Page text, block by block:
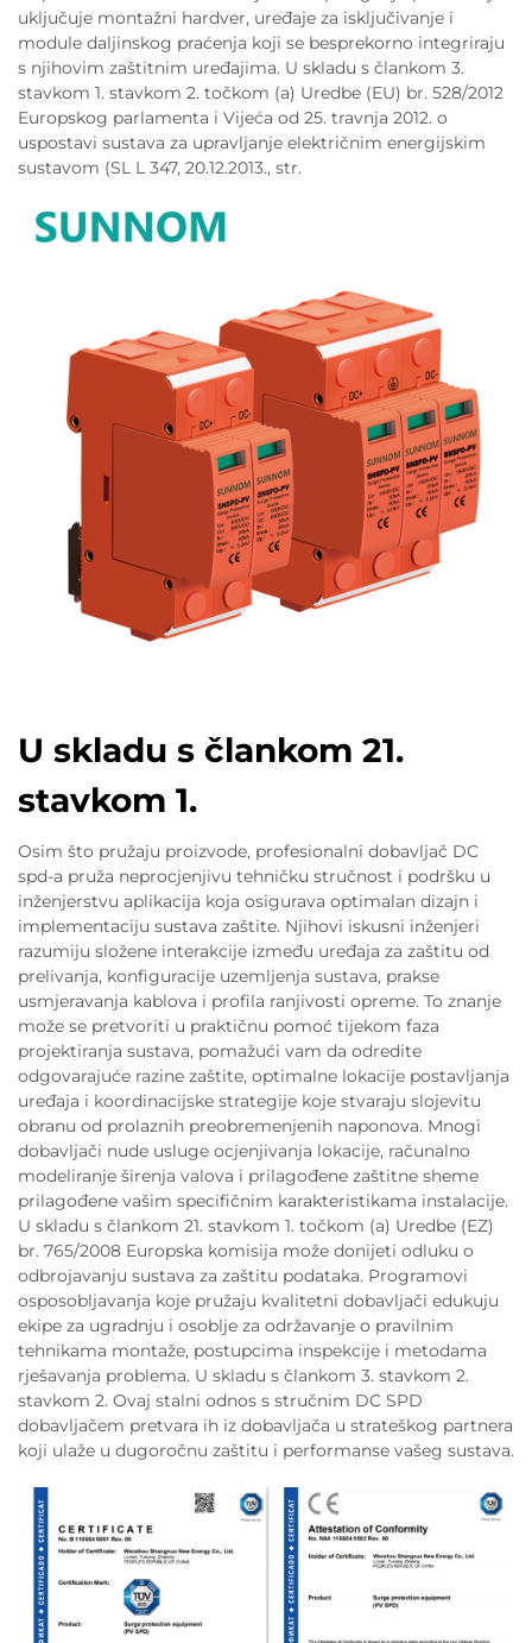
uključuje montažni hardver, uređaje za isključivanje i
module daljinskog praćenja koji se besprekorno integriraju
s njihovim zaštitnim uređajima. U skladu s člankom 3.
stavkom 1. stavkom 2. točkom (a) Uredbe (EU) br. 528/2012
Europskog parlamenta i Vijeća od 25. travnja 2012. o
uspostavi sustava za upravljanje električnim energijskim
sustavom (SL L 347, 20.12.2013., str.
U skladu s člankom 21.
stavkom 1.
Osim što pružaju proizvode, profesionalni dobavljač DC
spd-a pruža neprocjenjivu tehničku stručnost i podršku u
inženjerstvu aplikacija koja osigurava optimalan dizajn i
implementaciju sustava zaštite. Njihovi iskusni inženjeri
razumiju složene interakcije između uređaja za zaštitu od
prelivanja, konfiguracije uzemljenja sustava, prakse
usmjeravanja kablova i profila ranjivosti opreme. To znanje
može se pretvoriti u praktičnu pomoć tijekom faza
projektiranja sustava, pomažući vam da odredite
odgovarajuće razine zaštite, optimalne lokacije postavljanja
uređaja i koordinacijske strategije koje stvaraju slojevitu
obranu od prolaznih preobremenjenih naponova. Mnogi
dobavljači nude usluge ocjenjivanja lokacije, računalno
modeliranje širenja valova i prilagođene zaštitne sheme
prilagođene vašim specifičnim karakteristikama instalacije.
U skladu s člankom 21. stavkom 1. točkom (a) Uredbe (EZ)
br. 765/2008 Europska komisija može donijeti odluku o
odbrojavanju sustava za zaštitu podataka. Programovi
osposobljavanja koje pružaju kvalitetni dobavljači edukuju
ekipe za ugradnju i osoblje za održavanje o pravilnim
tehnikama montaže, postupcima inspekcije i metodama
rješavanja problema. U skladu s člankom 3. stavkom 2.
stavkom 2. Ovaj stalni odnos s stručnim DC SPD
dobavljačem pretvara ih iz dobavljača u strateškog partnera
koji ulaže u dugoročnu zaštitu i performanse vašeg sustava.